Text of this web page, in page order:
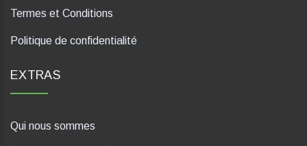
Termes et Conditions
Politique de confidentialité
EXTRAS
Qui nous sommes